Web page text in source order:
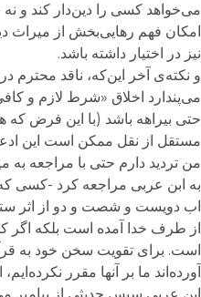
می‌خواهد کسی را دین‌دار کند و
امکان فهم رهایی‌بخش از میراث
نیز در اختیار داشته باشد.
و نکته‌ی آخر این‌که، ناقد
می‌پندارد اخلاق «شرط لازم و
حتی بیراهه باشد (با این فرض
مستقل از نقل ممکن است این ادعا
من تردید دارم حتی با مراجعه به
به ابن عربی مراجعه کرد -کسی
اب دویست و شصت و دو از اثر
از طرف خدا آمده است بلکه اگر
است. برای تقویت سخن خود به
آورده‌اند ما بر آنها مقرر نكرده‌ايم،